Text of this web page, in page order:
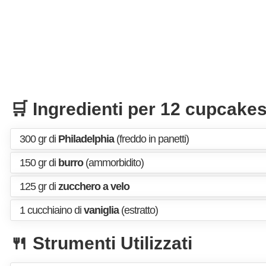
🛒 Ingredienti per 12
300 gr di Philadelphia(freddo in panetti)
150 gr di burro(ammorbidito)
125 gr di zucchero a velo
1 cucchiaino di vaniglia(estratto)
🍴 Strumenti Utilizzati